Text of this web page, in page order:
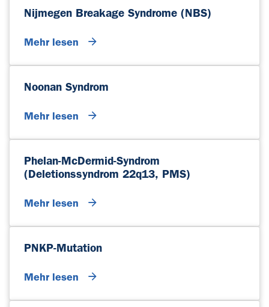
Nijmegen Breakage Syndrome (NBS)
Mehr lesen
Noonan Syndrom
Mehr lesen
Phelan-McDermid-Syndrom
(Deletionssyndrom 22q13, PMS)
Mehr lesen
PNKP-Mutation
Mehr lesen